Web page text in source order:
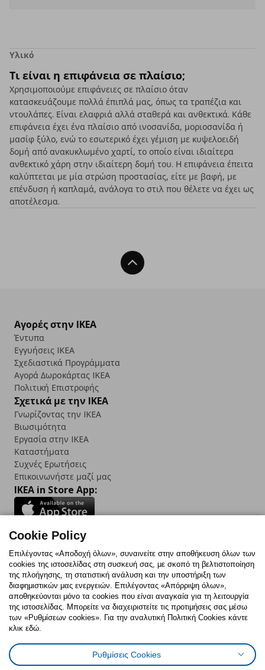
Υλικό
Τι είναι η επιφάνεια σε πλαίσιο;
Χρησιμοποιούμε επιφάνειες σε πλαίσιο όταν
κατασκευάζουμε πολλά έπιπλά μας, όπως τα τραπέζια και
ντουλάπες. Είναι ελαφριά αλλά σταθερά και ανθεκτικά. Κάθε
επιφάνεια έχει ένα πλαίσιο από ινοσανίδα, μοριοσανίδα ή
μασίφ ξύλο, ενώ το εσωτερικό έχει γέμιση με κυψελοειδή
δομή από ανακυκλωμένο χαρτί, το οποίο είναι ιδιαίτερα
ανθεκτικό χάρη στην ιδιαίτερη δομή του. Η επιφάνεια έπειτα
καλύπτεται με μία στρώση προστασίας, είτε με βαφή, με
επένδυση ή καπλαμά, ανάλογα το στιλ που θέλετε να έχει ως
αποτέλεσμα.
Back To Top
Αγορές στην IKEA
Έντυπα
Εγγυήσεις IKEA
Σχεδιαστικά Προγράμματα
Αγορά Δωρoκάρτας IKEA
Πολιτική Επιστροφής
Σχετικά με την IKEA
Γνωρίζοντας την IKEA
Βιωσιμότητα
Εργασία στην IKEA
Καταστήματα
Συχνές Ερωτήσεις
Επικοινωνήστε μαζί μας
IKEA in Store App:
Follow us:
FacebookInstagram
TikTokYoutubePinterestTwitter
Πολιτική CookiesΔήλωση ψηφιακής προσβασιμότητας
Ρυθμίσεις cookiesΌροι Χρήσης
Cookie Policy
Επιλέγοντας «Αποδοχή όλων», συναινείτε στην αποθήκευση όλων των
cookies της ιστοσελίδας στη συσκευή σας, με σκοπό τη βελτιστοποίηση
της πλοήγησης, τη στατιστική ανάλυση και την υποστήριξη των
διαφημιστικών μας ενεργειών. Επιλέγοντας «Απόρριψη όλων»,
αποθηκεύονται μόνο τα cookies που είναι αναγκαία για τη λειτουργία
της ιστοσελίδας. Μπορείτε να διαχειριστείτε τις προτιμήσεις σας μέσω
των «Ρυθμίσεων cookies». Για την αναλυτική Πολιτική Cookies κάντε
κλικ εδώ.
Ρυθμίσεις Cookies